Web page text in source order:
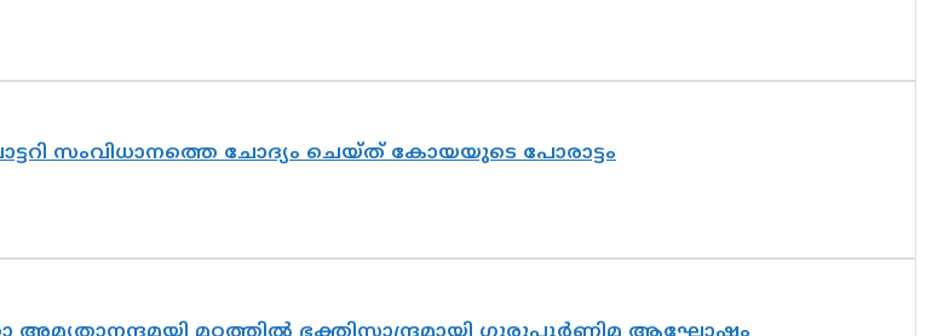
സംവിധാനത്തെ ചോദ്യം ചെയ്ത് കോയയുടെ പോരാട്ടം